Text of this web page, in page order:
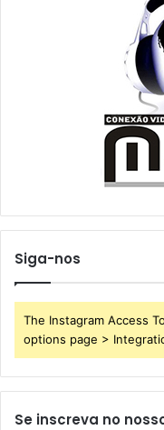
Siga-nos
The Instagram Access
options page >
Se inscreva no